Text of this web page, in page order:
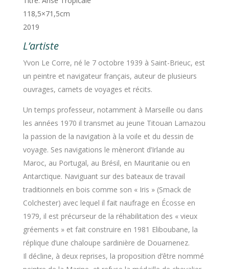
118,5×71,5cm
2019
L’artiste
Yvon Le Corre, né le 7 octobre 1939 à Saint-Brieuc, est
un peintre et navigateur français, auteur de plusieurs
ouvrages, carnets de voyages et récits.
Un temps professeur, notamment à Marseille ou dans
les années 1970 il transmet au jeune Titouan Lamazou
la passion de la navigation à la voile et du dessin de
voyage. Ses navigations le mèneront d’Irlande au
Maroc, au Portugal, au Brésil, en Mauritanie ou en
Antarctique. Naviguant sur des bateaux de travail
traditionnels en bois comme son « Iris » (Smack de
Colchester) avec lequel il fait naufrage en Écosse en
1979, il est précurseur de la réhabilitation des « vieux
gréements » et fait construire en 1981 Eliboubane, la
réplique d’une chaloupe sardinière de Douarnenez.
Il décline, à deux reprises, la proposition d’être nommé